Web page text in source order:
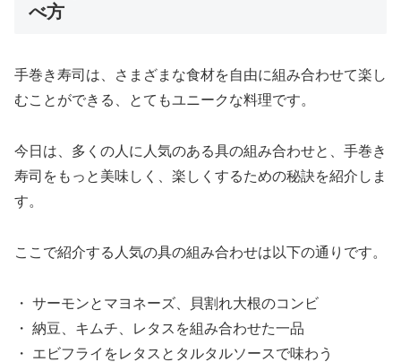
べ方
手巻き寿司は、さまざまな食材を自由に組み合わせて楽し
むことができる、とてもユニークな料理です。
今日は、多くの人に人気のある具の組み合わせと、手巻き
寿司をもっと美味しく、楽しくするための秘訣を紹介しま
す。
ここで紹介する人気の具の組み合わせは以下の通りです。
・ サーモンとマヨネーズ、貝割れ大根のコンビ
・ 納豆、キムチ、レタスを組み合わせた一品
・ エビフライをレタスとタルタルソースで味わう